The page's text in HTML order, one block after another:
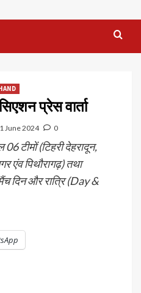
प्रेस वार्ता
June 2024 0
टीमों (टिहरी देहरादून,
एंव पिथौरागढ़) तथा
मैंच दिन और रात्रि (Day &